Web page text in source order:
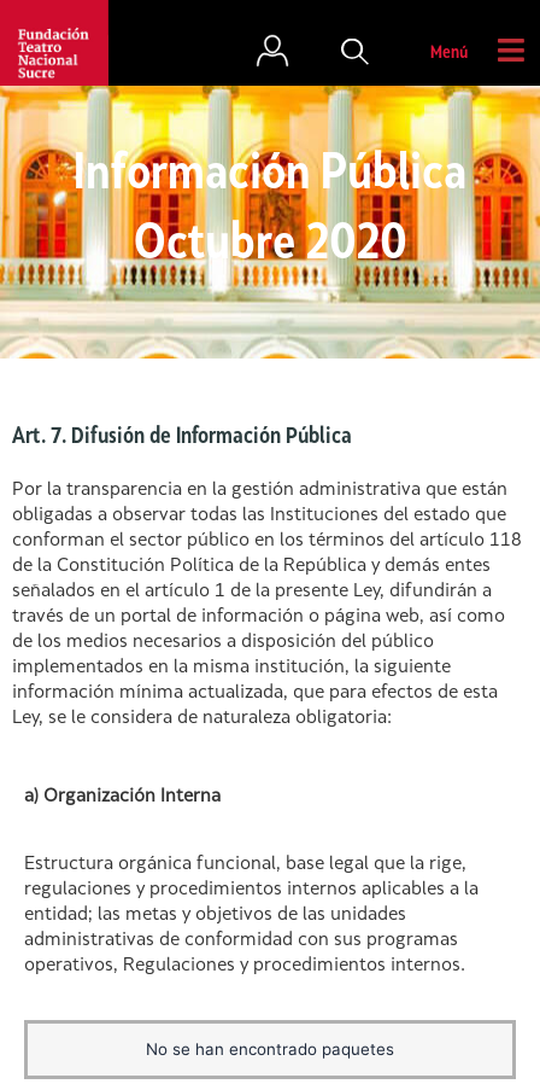
Menú
Información Pública
Octubre 2020
Art. 7. Difusión de Información Pública
Por la transparencia en la gestión administrativa que están
obligadas a observar todas las Instituciones del estado que
conforman el sector público en los términos del artículo 118
de la Constitución Política de la República y demás entes
señalados en el artículo 1 de la presente Ley, difundirán a
través de un portal de información o página web, así como
de los medios necesarios a disposición del público
implementados en la misma institución, la siguiente
información mínima actualizada, que para efectos de esta
Ley, se le considera de naturaleza obligatoria:
a) Organización Interna
Estructura orgánica funcional, base legal que la rige,
regulaciones y procedimientos internos aplicables a la
entidad; las metas y objetivos de las unidades
administrativas de conformidad con sus programas
operativos, Regulaciones y procedimientos internos.
No se han encontrado paquetes